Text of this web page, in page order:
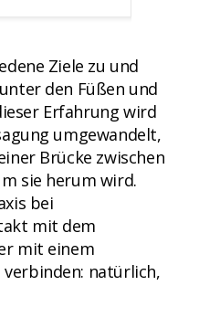
Ziele zu und
den Füßen und
Erfahrung wird
umgewandelt,
Brücke zwischen
sie herum wird.
bei
mit dem
mit einem
verbinden: natürlich,